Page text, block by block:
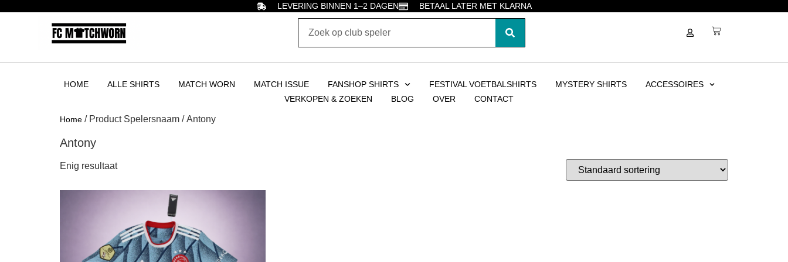
LEVERING BINNEN 1–2 DAGEN BETAAL LATER MET KLARNA
HOME ALLE SHIRTS MATCH WORN MATCH ISSUE FANSHOP SHIRTS FESTIVAL VOETBALSHIRTS MYSTERY SHIRTS
ACCESSOIRES
VERKOPEN & ZOEKEN
BLOG OVER CONTACT
Home / Product Spelersnaam / Antony
Antony
Enig resultaat